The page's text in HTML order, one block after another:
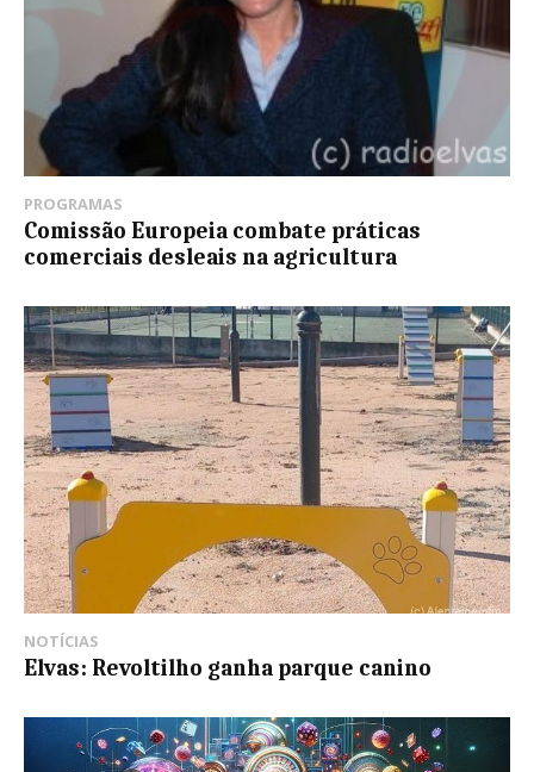
PROGRAMAS
Comissão Europeia combate práticas
comerciais desleais na agricultura
NOTÍCIAS
Elvas: Revoltilho ganha parque canino